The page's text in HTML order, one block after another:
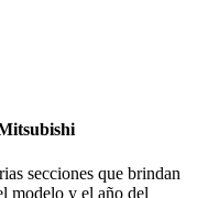
secciones que brindan
modelo y el año del